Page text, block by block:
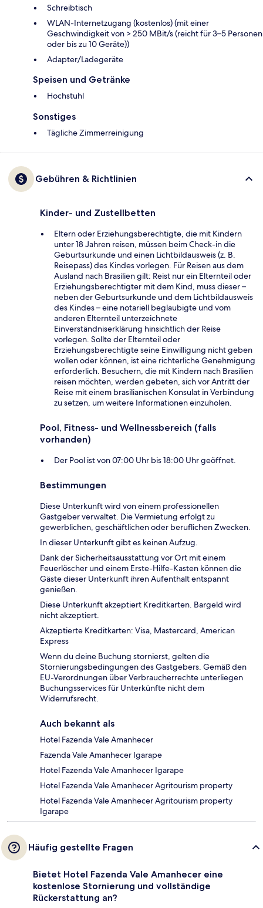
Schreibtisch
WLAN-Internetzugang (kostenlos) (mit einer
Geschwindigkeit von > 250 MBit/s (reicht für 3–5 Personen
oder bis zu 10 Geräte))
Adapter/Ladegeräte
Speisen und Getränke
Hochstuhl
Sonstiges
Tägliche Zimmerreinigung
Gebühren & Richtlinien
Kinder- und Zustellbetten
Eltern oder Erziehungsberechtigte, die mit Kindern
unter 18 Jahren reisen, müssen beim Check-in die
Geburtsurkunde und einen Lichtbildausweis (z. B.
Reisepass) des Kindes vorlegen. Für Reisen aus dem
Ausland nach Brasilien gilt: Reist nur ein Elternteil oder
Erziehungsberechtigter mit dem Kind, muss dieser –
neben der Geburtsurkunde und dem Lichtbildausweis
des Kindes – eine notariell beglaubigte und vom
anderen Elternteil unterzeichnete
Einverständniserklärung hinsichtlich der Reise
vorlegen. Sollte der Elternteil oder
Erziehungsberechtigte seine Einwilligung nicht geben
wollen oder können, ist eine richterliche Genehmigung
erforderlich. Besuchern, die mit Kindern nach Brasilien
reisen möchten, werden gebeten, sich vor Antritt der
Reise mit einem brasilianischen Konsulat in Verbindung
zu setzen, um weitere Informationen einzuholen.
Pool, Fitness- und Wellnessbereich (falls
vorhanden)
Der Pool ist von 07:00 Uhr bis 18:00 Uhr geöffnet.
Bestimmungen
Diese Unterkunft wird von einem professionellen
Gastgeber verwaltet. Die Vermietung erfolgt zu
gewerblichen, geschäftlichen oder beruflichen Zwecken.
In dieser Unterkunft gibt es keinen Aufzug.
Dank der Sicherheitsausstattung vor Ort mit einem
Feuerlöscher und einem Erste-Hilfe-Kasten können die
Gäste dieser Unterkunft ihren Aufenthalt entspannt
genießen.
Diese Unterkunft akzeptiert Kreditkarten. Bargeld wird
nicht akzeptiert.
Akzeptierte Kreditkarten: Visa, Mastercard, American
Express
Wenn du deine Buchung stornierst, gelten die
Stornierungsbedingungen des Gastgebers. Gemäß den
EU-Verordnungen über Verbraucherrechte unterliegen
Buchungsservices für Unterkünfte nicht dem
Widerrufsrecht.
Auch bekannt als
Hotel Fazenda Vale Amanhecer
Fazenda Vale Amanhecer Igarape
Hotel Fazenda Vale Amanhecer Igarape
Hotel Fazenda Vale Amanhecer Agritourism property
Hotel Fazenda Vale Amanhecer Agritourism property
Igarape
Häufig gestellte Fragen
Bietet Hotel Fazenda Vale Amanhecer eine
kostenlose Stornierung und vollständige
Rückerstattung an?